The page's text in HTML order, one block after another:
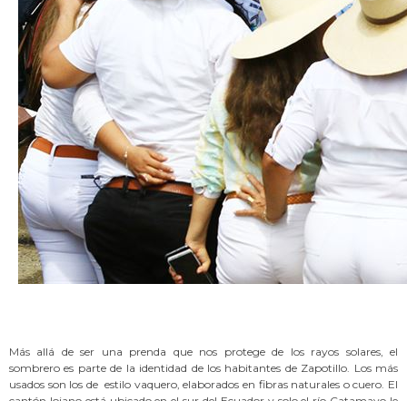
Más allá de ser una prenda que nos protege de los rayos solares, el
sombrero es parte de la identidad de los habitantes de Zapotillo. Los más
usados son los de estilo vaquero, elaborados en fibras naturales o cuero. El